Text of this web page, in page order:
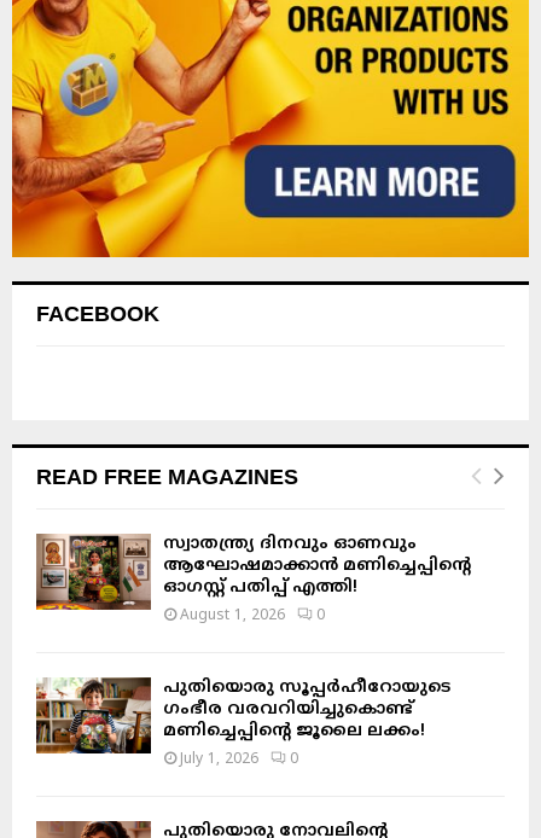
FACEBOOK
READ FREE MAGAZINES
സ്വാതന്ത്ര്യ ദിനവും ഓണവും
ആഘോഷമാക്കാൻ മണിച്ചെപ്പിന്റെ
ഓഗസ്റ്റ് പതിപ്പ് എത്തി!
August 1, 2026 0
പുതിയൊരു സൂപ്പർഹീറോയുടെ
ഗംഭീര വരവറിയിച്ചുകൊണ്ട്
മണിച്ചെപ്പിന്റെ ജൂലൈ ലക്കം!
July 1, 2026 0
പുതിയൊരു നോവലിന്റെ